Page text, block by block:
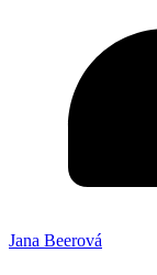
Jana Beerová